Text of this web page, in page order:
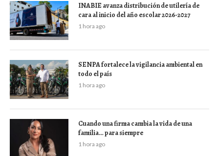
INABIE avanza distribución de utilería de
cara al inicio del año escolar 2026-2027
1 hora ago
SENPA fortalece la vigilancia ambiental en
todo el país
1 hora ago
Cuando una firma cambia la vida de una
familia… para siempre
1 hora ago